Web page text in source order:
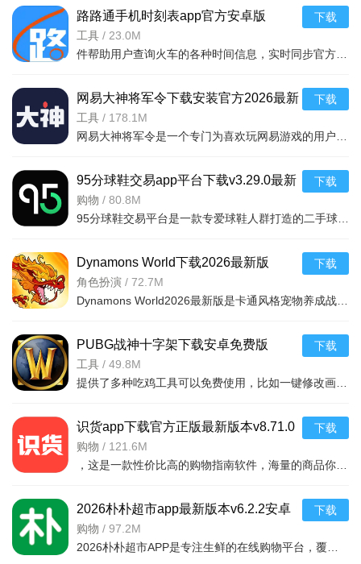
路路通手机时刻表app官方安卓版
v5.2.8.20260410安卓版
工具 / 23.0M
下载
网易大神将军令下载安装官方2026最新
版v4.15.0安卓版
工具 / 178.1M
下载
95分球鞋交易app平台下载v3.29.0最新
版
购物 / 80.8M
下载
Dynamons World下载2026最新版
v1.12.62 安卓版
角色扮演 / 72.7M
下载
PUBG战神十字架下载安卓免费版
v7.68.0安卓免费版
工具 / 49.8M
下载
识货app下载官方正版最新版本v8.71.0
安卓版
购物 / 121.6M
下载
2026朴朴超市app最新版本v6.2.2安卓
最新版
购物 / 97.2M
下载